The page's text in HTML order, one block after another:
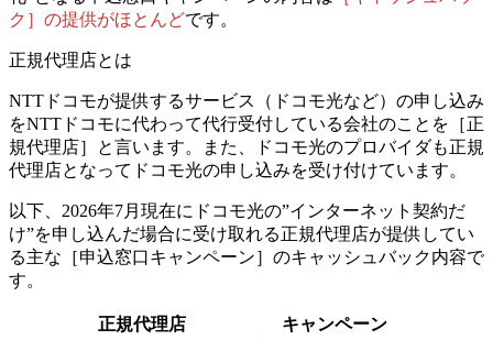
ク］の提供がほとんどです。
正規代理店とは
NTTドコモが提供するサービス（ドコモ光など）の申し込み
をNTTドコモに代わって代行受付している会社のことを［正
規代理店］と言います。また、ドコモ光のプロバイダも正規
代理店となってドコモ光の申し込みを受け付けています。
以下、2026年7月現在に ドコモ光の”インターネット契約だ
け”を申し込んだ場合に受け取れる正規代理店が提供してい
る主な［申込窓口キャンペーン］のキャッシュバック内容で
す。
正規代理店 キャンペーン